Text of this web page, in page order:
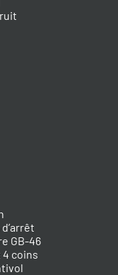
GB-46
4 coins